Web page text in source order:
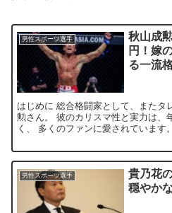
男性スポーツ選手
秋山成
円！嫁
る一流
はじめに 総合格闘家として、またタ
勲さん。 彼のカリスマ性と実力は、
く、 多くのファンに愛されています
男性スポーツ選手
貴乃花
穏やか